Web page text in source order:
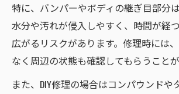
特に、バンパーやボディの継ぎ目部分
水分や汚れが侵入しやすく、時間が経
広がるリスクがあります。修理時には
なく周辺の状態も確認してもらうことが
また、DIY修理の場合はコンパウンドや